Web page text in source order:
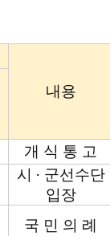
내용
개 식 통 고
시 · 군선수단
입장
국 민 의 례